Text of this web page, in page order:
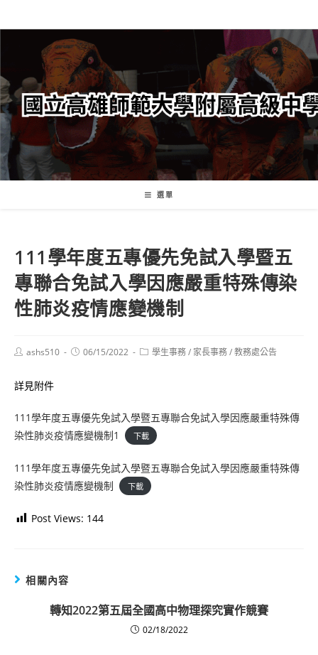
轉
要
內
容
選單
111學年度五專優先免試入學暨五
專聯合免試入學因應嚴重特殊傳染
性肺炎疫情應變機制
Postashs510
Post06/15/2022
Post學生事務/ 家長事務/教務處公告
詳見附件
111學年度五專優先免試入學暨五專聯合免試入學因應嚴重特殊傳
染性肺炎疫情應變機制1
下載
111學年度五專優先免試入學暨五專聯合免試入學因應嚴重特殊傳
染性肺炎疫情應變機制
下載
Post Views: 144
相關內容
轉知2022第五屆全國高中物理探究實作競賽
02/18/2022